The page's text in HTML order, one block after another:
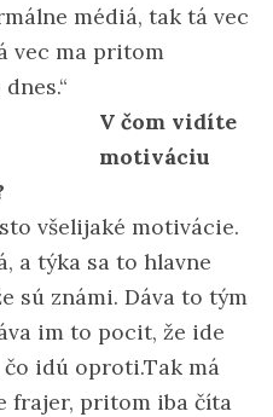
médiá, tak tá vec
vec ma pritom
V čom vidíte
motiváciu
všelijaké motivácie.
a týka sa to hlavne
sú známi. Dáva to tým
im to pocit, že ide
idú oproti.Tak má
frajer, pritom iba číta